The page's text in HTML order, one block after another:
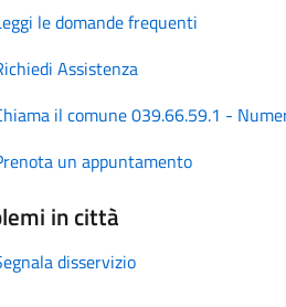
le domande frequenti
Assistenza
il comune 039.66.59.1 -
un appuntamento
in città
disservizio